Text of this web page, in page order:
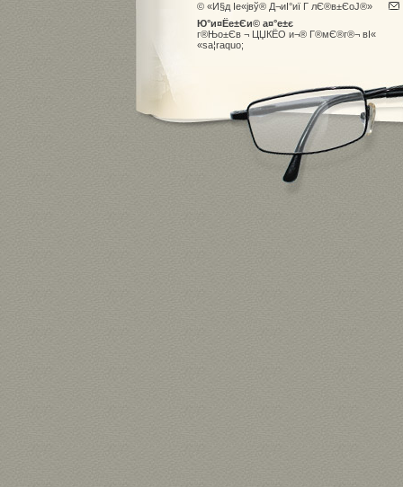
© «И§д Іе«јвў® Д¬иІ°иї Г лЄ®в±ЄоЈ®»
Ю°и¤Ёе±Єи© а¤°е±є
г®Њо±Єв ¬ ЦЏКЁО и¬® Г®мЄ®г®¬ вІ«
«sа­¦raquo;